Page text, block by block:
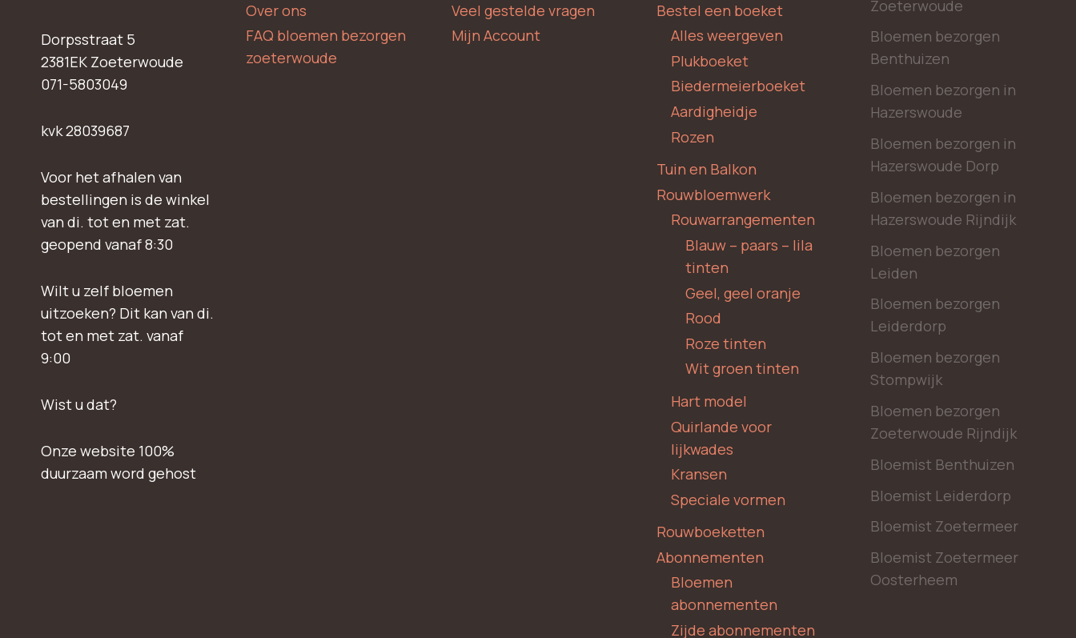
Dorpsstraat 5
2381EK Zoeterwoude
071-5803049
kvk 28039687
Voor het afhalen van
bestellingen is de winkel
van di. tot en met zat.
geopend vanaf 8:30
Wilt u zelf bloemen
uitzoeken? Dit kan van di.
tot en met zat. vanaf
9:00
Wist u dat?
Onze website 100%
duurzaam word gehost
Over ons
FAQ bloemen bezorgen
zoeterwoude
Veel gestelde vragen
Mijn Account
Bestel een boeket
Alles weergeven
Plukboeket
Biedermeierboeket
Aardigheidje
Rozen
Tuin en Balkon
Rouwbloemwerk
Rouwarrangementen
Blauw – paars – lila
tinten
Geel, geel oranje
Rood
Roze tinten
Wit groen tinten
Hart model
Quirlande voor
lijkwades
Kransen
Speciale vormen
Rouwboeketten
Abonnementen
Bloemen
abonnementen
Zijde abonnementen
Zoeterwoude
Bloemen bezorgen
Benthuizen
Bloemen bezorgen in
Hazerswoude
Bloemen bezorgen in
Hazerswoude Dorp
Bloemen bezorgen in
Hazerswoude Rijndijk
Bloemen bezorgen
Leiden
Bloemen bezorgen
Leiderdorp
Bloemen bezorgen
Stompwijk
Bloemen bezorgen
Zoeterwoude Rijndijk
Bloemist Benthuizen
Bloemist Leiderdorp
Bloemist Zoetermeer
Bloemist Zoetermeer
Oosterheem